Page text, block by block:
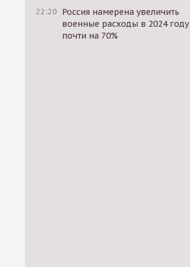
22:20 Россия намерена увеличить
военные расходы в 2024 году
почти на 70%